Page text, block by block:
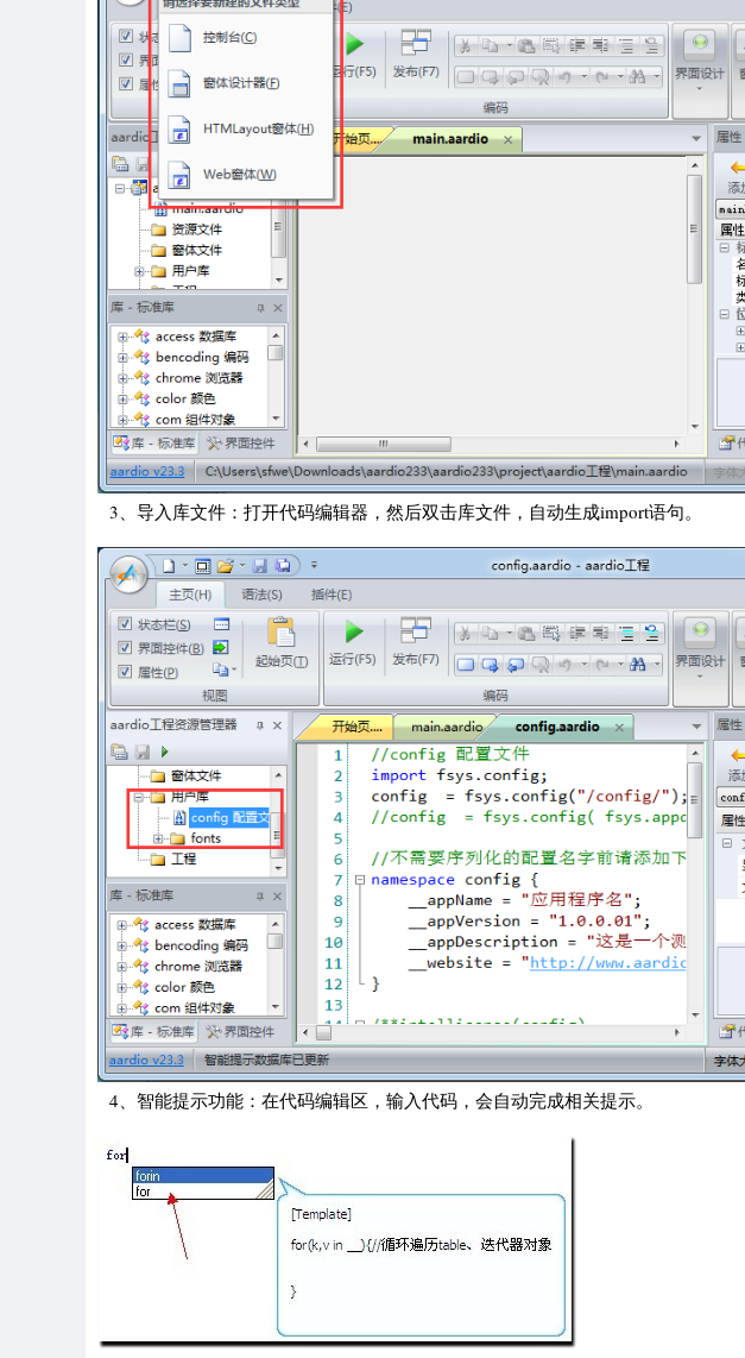
3、导入库文件：打开代码编辑器，然后双击库文件，自动生成import语句。
4、智能提示功能：在代码编辑区，输入代码，会自动完成相关提示。